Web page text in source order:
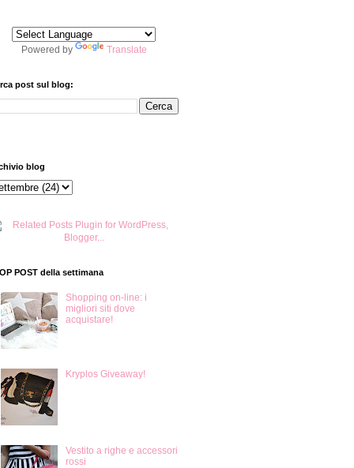
Powered by Translate
post sul blog:
blog
POST della settimana
Shopping on-line: i
migliori siti dove
acquistare!
Kryplos Giveaway!
Vestito a righe e accessori
rossi